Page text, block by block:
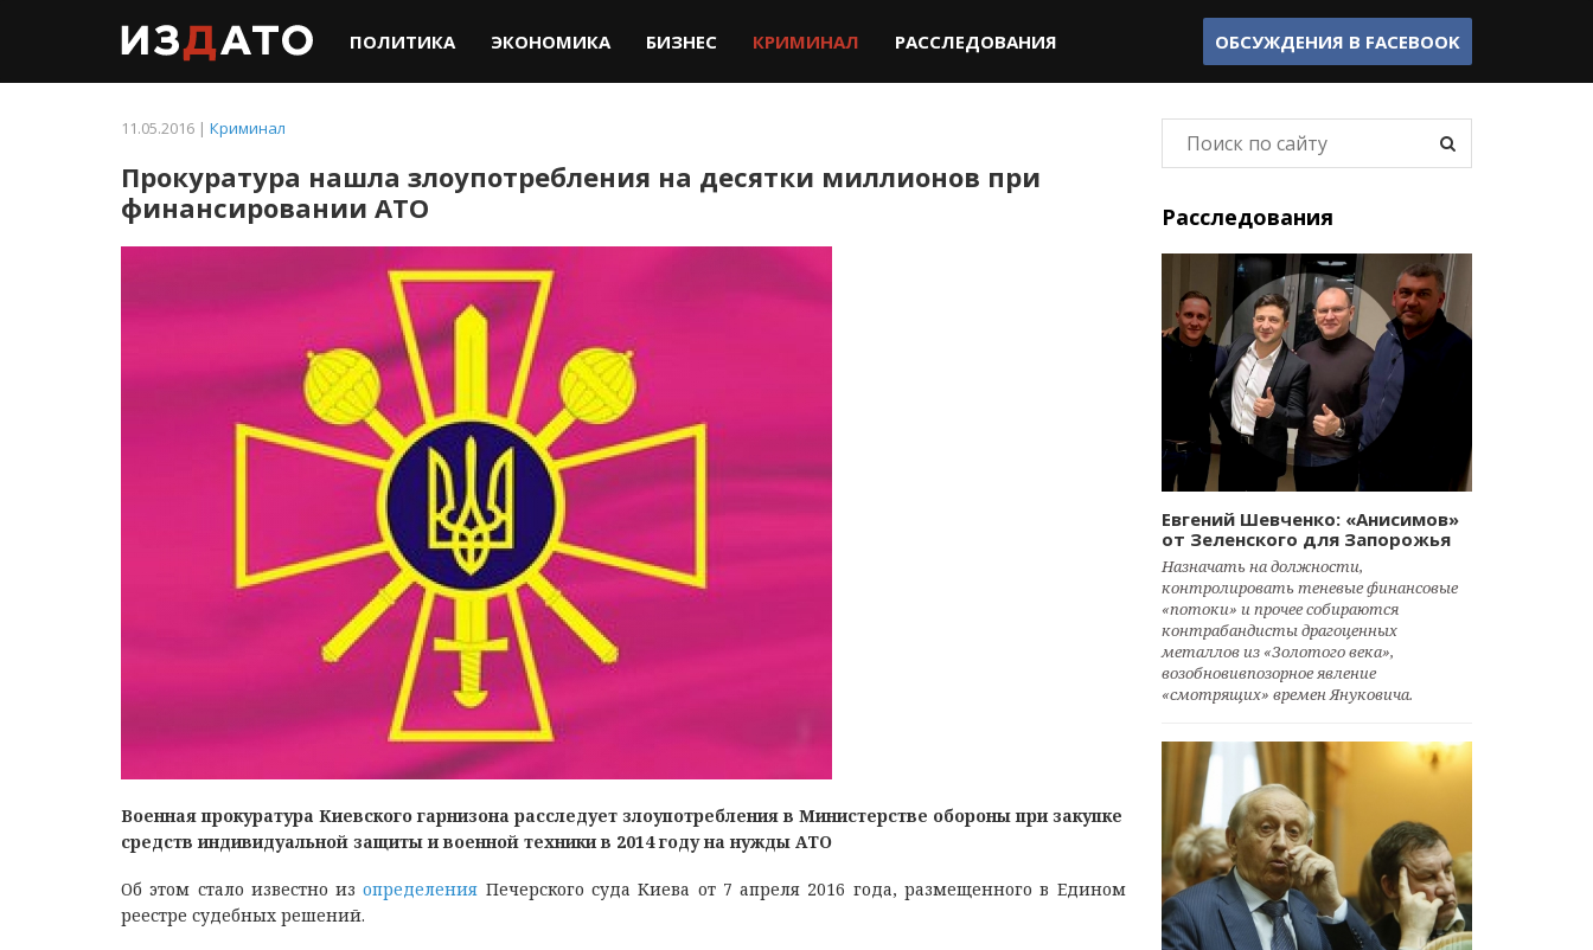
ПОЛИТИКА ЭКОНОМИКА БИЗНЕС КРИМИНАЛ РАССЛЕДОВАНИЯ ОБСУЖДЕНИЯ В FACEBOOK
11.05.2016 | Криминал
Прокуратура нашла злоупотребления на десятки миллионов при
финансировании АТО
Военная прокуратура Киевского гарнизона расследует злоупотребления в Министерстве обороны при закупке
средств индивидуальной защиты и военной техники в 2014 году на нужды АТО
Об этом стало известно изопределения Печерского суда Киева от 7 апреля 2016 года, размещенного в Едином
реестре судебных решений.
Расследования
Евгений Шевченко: «Анисимов»
от Зеленского для Запорожья
Назначать на должности,
контролировать теневые финансовые
«потоки» и прочее собираются
контрабандисты драгоценных
металлов из «Золотого века»,
возобновивпозорное явление
«смотрящих» времен Януковича.